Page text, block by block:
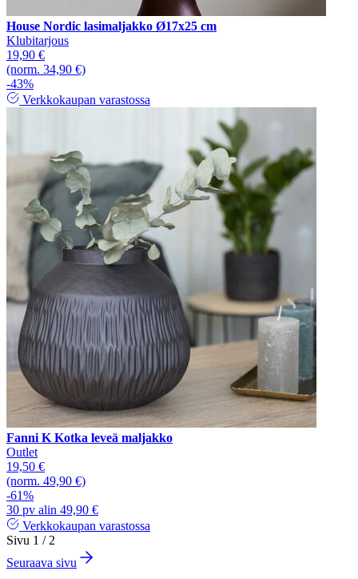
House Nordic lasimaljakko Ø17x25 cm
Klubitarjous
19,90 €
(norm. 34,90 €)
-43%
Verkkokaupan varastossa
Fanni K Kotka leveä maljakko
Outlet
19,50 €
(norm. 49,90 €)
-61%
30 pv alin 49,90 €
Verkkokaupan varastossa
Sivu 1 / 2
Seuraava sivu